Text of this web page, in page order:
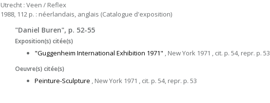
Utrecht : Veen / Reflex
1988, 112 p. : néerlandais, anglais (Catalogue d'exposition)
"Daniel Buren", p. 52-55
Exposition(s) citée(s)
"Guggenheim International Exhibition 1971" , New York 1971 , cit. p. 54, repr. p. 53
Oeuvre(s) citée(s)
Peinture-Sculpture , New York 1971 , cit. p. 54, repr. p. 53